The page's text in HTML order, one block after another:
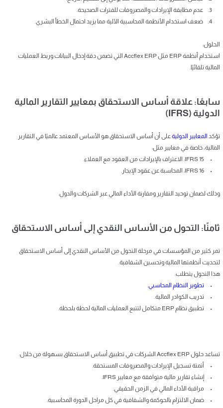
الحلول:
استخدام أنظمة ERP مثل Accflex ERP التي تضمن دقة إدخال البيانات وربط العمليات
المالية تلقائيًا.
سابعًا: علاقة أساس الاستحقاق بمعايير التقارير المالية
الدولية (IFRS)
تؤكد المعايير الدولية على أن أساس الاستحقاق هو الأساس المعتمد عالميًا في التقارير
المالية، خاصة في معايير مثل:
• IFRS 15: الاعتراف بالإيرادات من العقود مع العملاء.
• IFRS 16: المحاسبة عن عقود الإيجار.
وذلك لضمان توحيد التقارير ومقارنة الأداء المالي عبر الشركات والدول.
ثامنًا: التحول من الأساس النقدي إلى أساس الاستحقاق
تمر كثير من المؤسسات في مرحلة التحول من الأساس النقدي إلى أساس الاستحقاق
لتحديث أنظمتها المالية وتحسين الشفافية.
هذا التحول يتطلب:
•
تطوير النظام المحاسبي.
• تدريب الكوادر المالية.
• تطبيق نظام ERP متكامل لتتبع العمليات المالية لحظة بلحظة.
تساعد حلول Accflex ERP الشركات في تطبيق أساس الاستحقاق بسهولة من خلال:
• أتمتة تسجيل الإيرادات والمصروفات المستحقة.
• إنشاء تقارير مالية متوافقة مع معايير IFRS.
• مراقبة الأداء المالي في الزمن الحقيقي.
• ضمان الالتزام بالحوكمة والشفافية في كل مراحل الدورة المحاسبية.